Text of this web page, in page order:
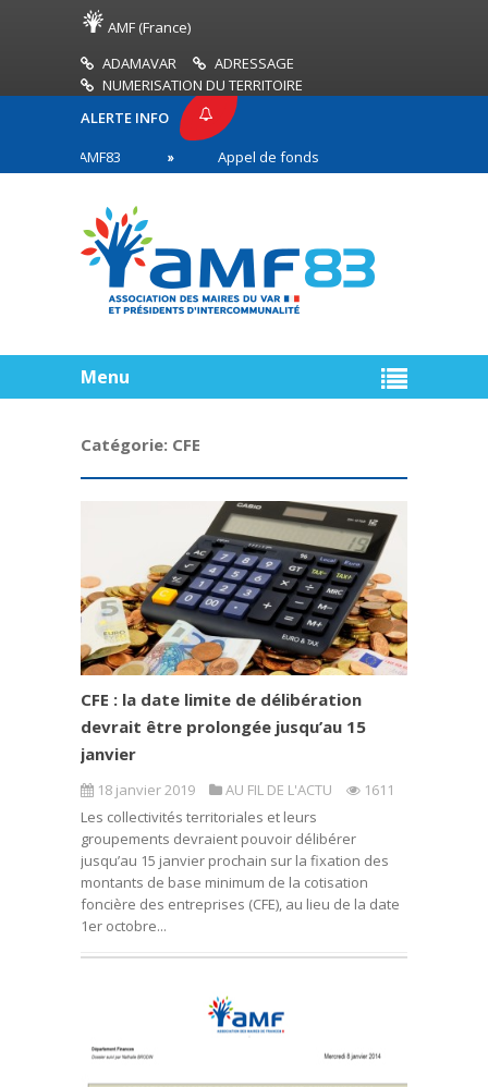
AMF (France)
ADAMAVAR
ADRESSAGE
NUMERISATION DU TERRITOIRE
ALERTE INFO
AMF83
Appel de fonds incendies de forêt
en première ligne
Menu
Catégorie: CFE
CFE : la date limite de délibération
devrait être prolongée jusqu’au 15
janvier
18 janvier 2019 AU FIL DE L'ACTU
1611
Les collectivités territoriales et leurs
groupements devraient pouvoir délibérer
jusqu’au 15 janvier prochain sur la fixation des
montants de base minimum de la cotisation
foncière des entreprises (CFE), au lieu de la date
1er octobre...